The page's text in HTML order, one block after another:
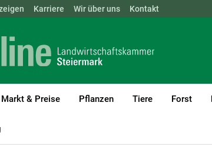
ÖSTERREICH BGLD KTN NÖ
Karriere Wir über uns Kontakt
Markt & Preise Pflanzen Tiere Forst